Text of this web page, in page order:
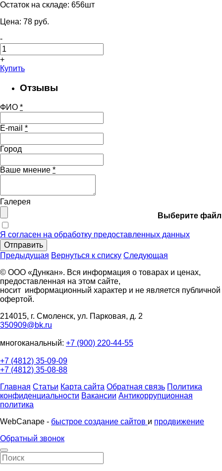
Остаток на складе: 656шт
Цена: 78 pуб.
-
+
Купить
Отзывы
ФИО *
E-mail *
Город
Ваше мнение *
Галерея
Выберите файл
Я согласен на обработку предоставленных данных
Отправить
Предыдущая Вернуться к списку Следующая
© ООО «Дункан». Вся информация о товарах и ценах,
предоставленная на этом сайте,
носит информационный характер и не является публичной
офертой.
214015, г. Смоленск, ул. Парковая, д. 2
350909@bk.ru
многоканальный: +7 (900) 220-44-55
+7 (4812) 35-09-09
+7 (4812) 35-08-88
Главная Статьи Карта сайта Обратная связь Политика
конфиденциальности Вакансии Антикоррупционная
политика
WebCanape - быстрое создание сайтов и продвижение
Обратный звонок